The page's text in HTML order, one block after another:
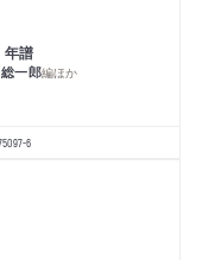
譜
一郎編ほか
6